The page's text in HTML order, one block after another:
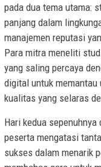
pada dua tema utama:
panjang dalam
manajemen reputasi
Para mitra meneliti
yang saling percaya
digital untuk memantau
kualitas yang selaras
Hari kedua
peserta mengatasi
sukses dalam menarik